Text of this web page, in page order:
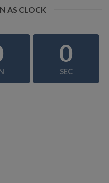
AS CLOCK
0
SEC